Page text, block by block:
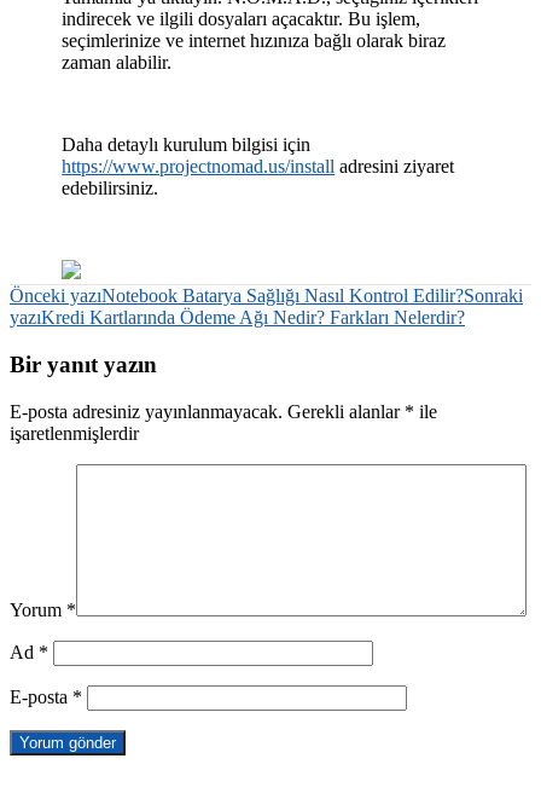
indirecek ve ilgili dosyaları açacaktır. Bu işlem,
seçimlerinize ve internet hızınıza bağlı olarak biraz
zaman alabilir.
Daha detaylı kurulum bilgisi için
https://www.projectnomad.us/install adresini ziyaret
edebilirsiniz.
Yazı
dolaşımı
Önceki yazıNotebook Batarya Sağlığı Nasıl Kontrol Edilir?Sonraki
yazıKredi Kartlarında Ödeme Ağı Nedir? Farkları Nelerdir?
Bir yanıt yazın
E-posta adresiniz yayınlanmayacak. Gerekli alanlar * ile
işaretlenmişlerdir
Yorum *
Ad *
E-posta *